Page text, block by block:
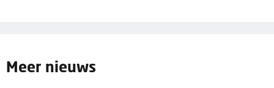
Meer nieuws